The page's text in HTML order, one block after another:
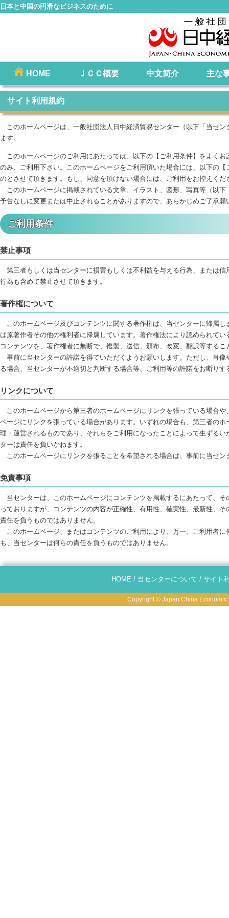
日本と中国の円滑なビジネスのために
メインメニュー
テ
へ
HOME ＪＣＣ概要 中文简介 主な
サイト利用規約
このホームページは、一般社団法人日中経済貿易センター（以下「当セン
ます。
このホームページのご利用にあたっては、以下の【ご利用条件】をよくお
のみ、ご利用下さい。このホームページをご利用頂いた場合には、以下の
のとさせて頂きます。もし、同意を頂けない場合には、ご利用をお控えくだ
このホームページに掲載されている文章、イラスト、図形、写真等（以下
予告なしに変更または中止されることがありますので、あらかじめご了承願
ご利用条件
禁止事項
第三者もしくは当センターに損害もしくは不利益を与える行為、または信
行為も含めて禁止させて頂きます。
著作権について
このホームページ及びコンテンツに関する著作権は、当センターに帰属し
は原著作者その他の権利者に帰属しています。著作権法により認められて
コンテンツを、著作権者に無断で、複製、送信、頒布、改変、翻訳等する
事前に当センターの許諾を得ていただくようお願いします。ただし、肖像
る場合、当センターが不適切と判断する場合等、ご利用等の許諾をお断りす
リンクについて
このホームページから第三者のホームページにリンクを張っている場合や
ページにリンクを張っている場合があります。いずれの場合も、第三者の
理・運営されるものであり、それらをご利用になったことによって生ずる
ターは責任を負いかねます。
このホームページにリンクを張ることを希望される場合は、事前に当セン
免責事項
当センターは、このホームページにコンテンツを掲載するにあたって、そ
っておりますが、コンテンツの内容が正確性、有用性、確実性、最新性、
責任を負うものではありません。
このホームページ、またはコンテンツのご利用により、万一、ご利用者に
も、当センターは何らの責任を負うものではありません。
HOME / 当センターについて / サイト
Copyright © Japan China